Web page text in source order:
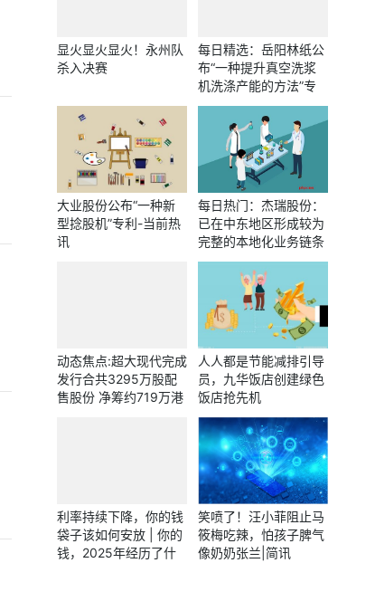
显火显火显火！永州队
杀入决赛
每日精选：岳阳林纸公
布“一种提升真空洗浆
机洗涤产能的方法”专
利
大业股份公布“一种新
型捻股机”专利-当前热
讯
每日热门：杰瑞股份：
已在中东地区形成较为
完整的本地化业务链条
动态焦点:超大现代完成
发行合共3295万股配
售股份 净筹约719万港
人人都是节能减排引导
员，九华饭店创建绿色
饭店抢先机
利率持续下降，你的钱
袋子该如何安放 | 你的
钱，2025年经历了什
笑喷了！汪小菲阻止马
筱梅吃辣，怕孩子脾气
像奶奶张兰|简讯